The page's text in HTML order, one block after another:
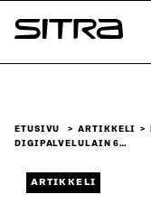
Siirry
suoraan
Sitra
ETUSIVU ARTIKKELI
DIGIPALVELULAIN 6…
ARTIKKELI